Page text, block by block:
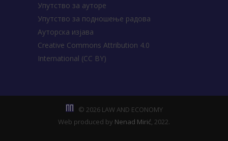
Упутство за ауторе
Упутство за подношење радова
Ауторска изјава
Creative Commons Attribution 4.0
International (CC BY)
© 2026 LAW AND ECONOMY
Web produced by Nenad Mirić, 2022.